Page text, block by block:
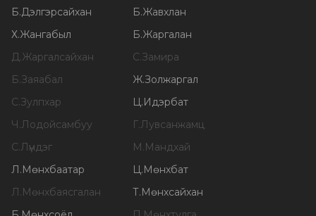
Б.Дэлгэрсайхан Б.Жавхлан
Х.Жангабыл Б.Жаргалан
Д.Жаргалсайхан С.Замира
Б.Заяабал Ж.Золжаргал
С.Зулпхар Ц.Идэрбат
Ч.Лодойсамбуу Г.Лувсанжамц
С.Лүндэг М.Мандхай
Л.Мөнхбаатар Ц.Мөнхбат
Л.Мөнхбаясгалан Т.Мөнхсайхан